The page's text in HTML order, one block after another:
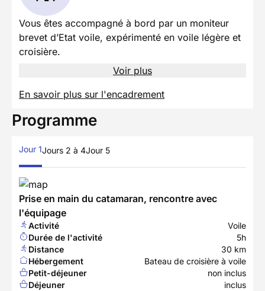
Vous êtes accompagné à bord par un moniteur
brevet d’Etat voile, expérimenté en voile légère et
croisière.
Voir plus
En savoir plus sur l'encadrement
Programme
Jour 1Jours 2 à 4Jour 5
Prise en main du catamaran, rencontre avec
l'équipage
Activité
Voile
Durée de l'activité
5h
Distance
30 km
Hébergement
Bateau de croisière à voile
Petit-déjeuner
non inclus
Déjeuner
inclus